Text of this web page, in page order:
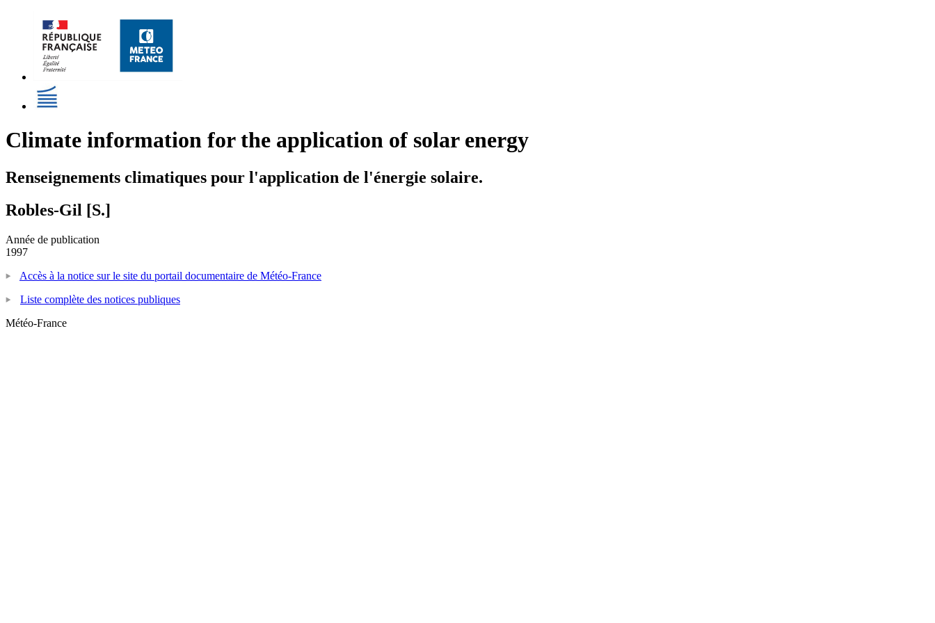
Climate information for the application of solar energy
Renseignements climatiques pour l'application de l'énergie solaire.
Robles-Gil [S.]
Année de publication
1997
Accès à la notice sur le site du portail documentaire de Météo-France
Liste complète des notices publiques
Météo-France